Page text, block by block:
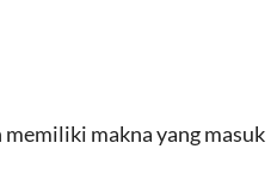
makna yang masuk